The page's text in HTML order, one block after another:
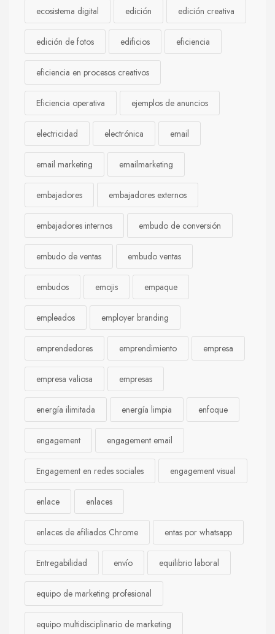
ecosistema digital edición edición creativa
edición de fotos edificios eficiencia
eficiencia en procesos creativos
Eficiencia operativa ejemplos de anuncios
electricidad electrónica email
email marketing emailmarketing
embajadores embajadores externos
embajadores internos embudo de conversión
embudo de ventas embudo ventas
embudos emojis empaque
empleados employer branding
emprendedores emprendimiento empresa
empresa valiosa empresas
energía ilimitada energía limpia enfoque
engagement engagement email
Engagement en redes sociales engagement visual
enlace enlaces
enlaces de afiliados Chrome entas por whatsapp
Entregabilidad envío equilibrio laboral
equipo de marketing profesional
equipo multidisciplinario de marketing